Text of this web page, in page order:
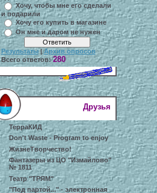
Хочу, чтобы мне его сделали
и подарили
Хочу его купить в магазине
Он мне и даром не нужен
Результаты|Архив опросов
Всего ответов:280
Друзья
ТерраКИД
Don't Waste - Program to enjoy
ЖизнеТворчество!
Фантазеры из ЦО "Измайлово"
№ 1811
Театр "ТРЯМ"
"Под партой..." - электронная